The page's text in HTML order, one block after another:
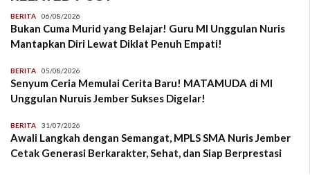
BERITA 06/08/2026
Bukan Cuma Murid yang Belajar! Guru MI Unggulan Nuris
Mantapkan Diri Lewat Diklat Penuh Empati!
BERITA 05/08/2026
Senyum Ceria Memulai Cerita Baru! MATAMUDA di MI
Unggulan Nuruis Jember Sukses Digelar!
BERITA 31/07/2026
Awali Langkah dengan Semangat, MPLS SMA Nuris Jember
Cetak Generasi Berkarakter, Sehat, dan Siap Berprestasi